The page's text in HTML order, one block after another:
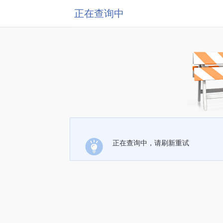
正在查询中
正在查询中，请刷新重试